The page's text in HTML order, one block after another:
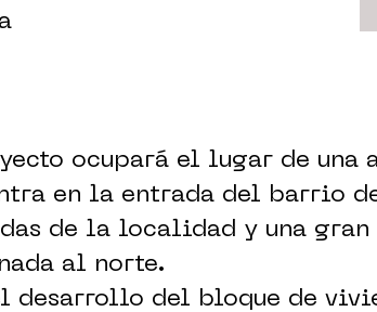
ocupará el lugar de una
en la entrada del barrio
de la localidad y una gran
al norte.
desarrollo del bloque de